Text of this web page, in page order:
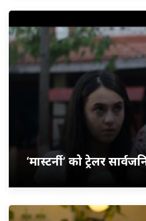
‘मास्टर्नी’ को ट्रेलर